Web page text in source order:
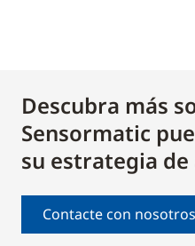
Descubra más
Sensormatic
su estrategia de
Contacte con nosotros